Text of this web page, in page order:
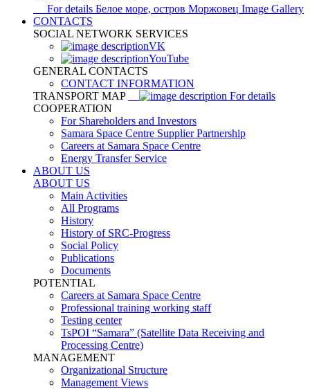
For details Белое море, остров Моржовец Image Gallery
CONTACTS
SOCIAL NETWORK SERVICES
VK
YouTube
GENERAL CONTACTS
CONTACT INFORMATION
TRANSPORT MAP
For details
COOPERATION
For Shareholders and Investors
Samara Space Centre Supplier Partnership
Careers at Samara Space Centre
Energy Transfer Service
ABOUT US
ABOUT US
Main Activities
All Programs
History
History of SRC-Progress
Social Policy
Publications
Documents
POTENTIAL
Careers at Samara Space Centre
Professional training working staff
Testing center
TsPOI “Samara” (Satellite Data Receiving and
Processing Centre)
MANAGEMENT
Organizational Structure
Management Views